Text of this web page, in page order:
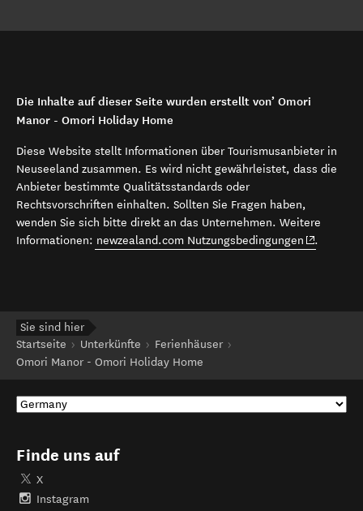
Die Inhalte auf dieser Seite wurden erstellt von’ Omori
Manor - Omori Holiday Home
Diese Website stellt Informationen über Tourismusanbieter in
Neuseeland zusammen. Es wird nicht gewährleistet, dass die
Anbieter bestimmte Qualitätsstandards oder
Rechtsvorschriften einhalten. Sollten Sie Fragen haben,
wenden Sie sich bitte direkt an das Unternehmen. Weitere
Informationen: newzealand.com Nutzungsbedingungen (opens in
.
Sie sind hier
Startseite
Unterkünfte
Ferienhäuser
Omori Manor - Omori Holiday Home
Finde uns auf
X
Instagram